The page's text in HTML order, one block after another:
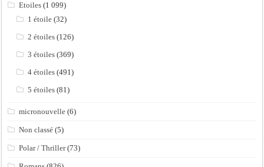
Etoiles (1 099)
1 étoile (32)
2 étoiles (126)
3 étoiles (369)
4 étoiles (491)
5 étoiles (81)
micronouvelle (6)
Non classé (5)
Polar / Thriller(73)